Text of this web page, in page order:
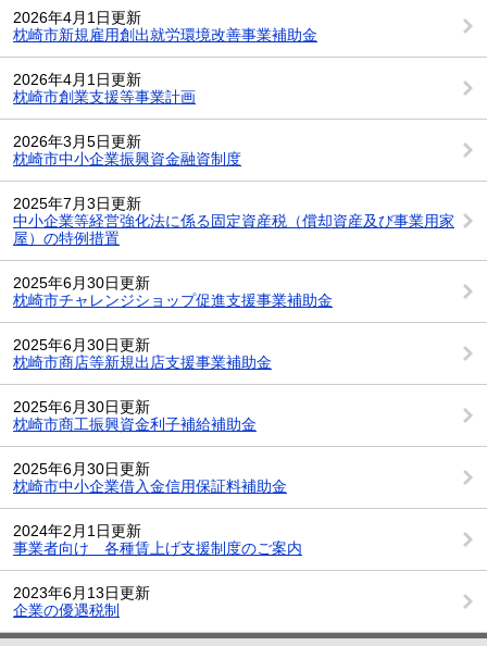
2026年4月1日更新
枕崎市新規雇用創出就労環境改善事業補助金
2026年4月1日更新
枕崎市創業支援等事業計画
2026年3月5日更新
枕崎市中小企業振興資金融資制度
2025年7月3日更新
中小企業等経営強化法に係る固定資産税（償却資産及び事業用家
屋）の特例措置
2025年6月30日更新
枕崎市チャレンジショップ促進支援事業補助金
2025年6月30日更新
枕崎市商店等新規出店支援事業補助金
2025年6月30日更新
枕崎市商工振興資金利子補給補助金
2025年6月30日更新
枕崎市中小企業借入金信用保証料補助金
2024年2月1日更新
事業者向け 各種賃上げ支援制度のご案内
2023年6月13日更新
企業の優遇税制